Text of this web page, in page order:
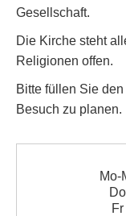
Gesellschaft.
Die Kirche steht
Religionen offen.
Bitte füllen Sie
Besuch zu planen.
Mo-
Do
Fr